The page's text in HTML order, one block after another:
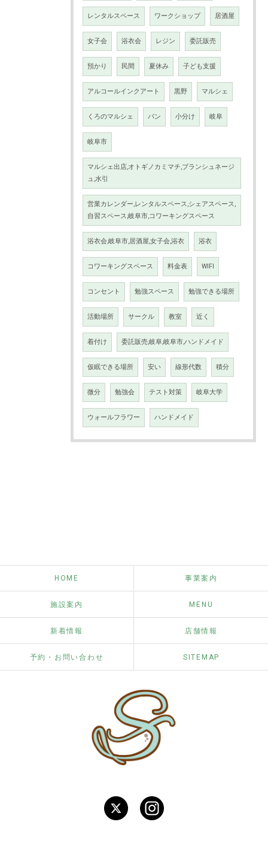
レンタルスペース ワークショップ 居酒屋
女子会 浴衣会 レジン 委託販売
預かり 民間 夏休み 子ども支援
アルコールインクアート 黒野 マルシェ
くろのマルシェ パン 小分け 岐阜
岐阜市
マルシェ出店,オトギノカミマチ,ブランシュネージ
ュ,水引
営業カレンダー,レンタルスペース,シェアスペース,
自習スペース,岐阜市,コワーキングスペース
浴衣会,岐阜市,居酒屋,女子会,浴衣 浴衣
コワーキングスペース 料金表 WIFI
コンセント 勉強スペース 勉強できる場所
活動場所 サークル 教室 近く
着付け 委託販売,岐阜,岐阜市,ハンドメイド
仮眠できる場所 安い 線形代数 積分
微分 勉強会 テスト対策 岐阜大学
ウォールフラワー ハンドメイド
HOME 事業案内
施設案内 MENU
新着情報 店舗情報
予約・お問い合わせ SITEMAP